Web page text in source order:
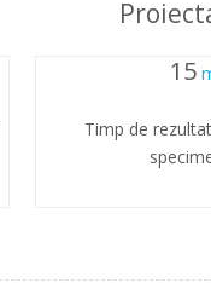
15
Timp de